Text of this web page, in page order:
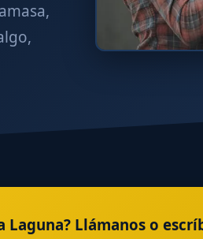
Llámanos o